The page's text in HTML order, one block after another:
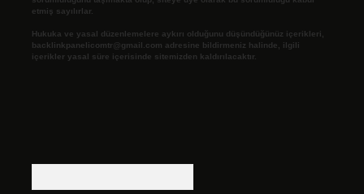
etmiş sayılırlar.
Hukuka ve yasal düzenlemelere aykırı olduğunu düşündüğünüz içerikleri,
backlinkpanelicomtr@gmail.com adresine bildirmeniz halinde, ilgili
içerikler yasal süre içerisinde sitemizden kaldırılacaktır.